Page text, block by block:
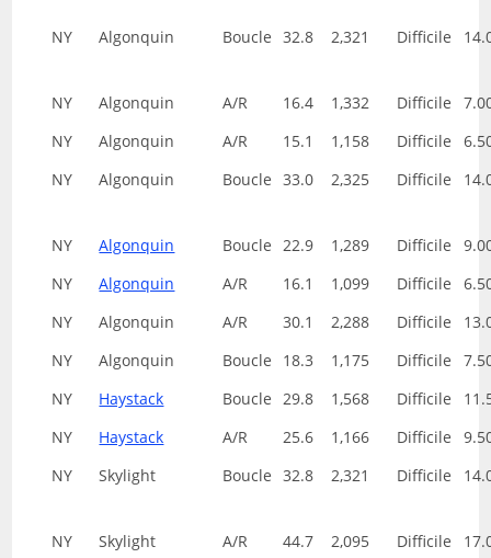
NY Algonquin Boucle 32.8 2,321 Difficile
NY Algonquin A/R 16.4 1,332 Difficile
NY
Algonquin A/R 15.1 1,158 Difficile
NY
Algonquin Boucle 33.0 2,325 Difficile
NY Algonquin Boucle 22.9 1,289 Difficile
NY
Algonquin A/R 16.1 1,099 Difficile
NY
Algonquin A/R 30.1 2,288 Difficile
NY
Algonquin Boucle 18.3 1,175 Difficile
NY
Haystack Boucle 29.8 1,568 Difficile
NY
Haystack A/R 25.6 1,166 Difficile
NY
Skylight Boucle 32.8 2,321 Difficile
NY Skylight A/R 44.7 2,095 Difficile